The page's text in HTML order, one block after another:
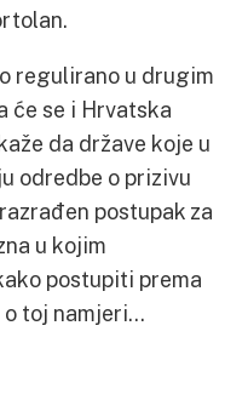
regulirano u drugim
će se i Hrvatska
da države koje u
odredbe o prizivu
postupak za
u kojim
postupiti prema
toj namjeri…